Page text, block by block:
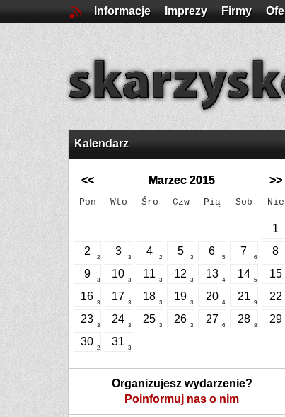
Informacje Imprezy Firmy
Kalendarz
<< Marzec 2015 >>
Pon Wto Śro Czw Pią Sob Nie
1
2
2
3
3
4
2
5
3
6
5
7
6
8
9
3
10
3
11
3
12
3
13
4
14
5
15
16
3
17
3
18
3
19
3
20
4
21
9
22
23
3
24
3
25
3
26
3
27
6
28
8
29
30
2
31
3
Organizujesz wydarzenie?
Poinformuj nas o nim